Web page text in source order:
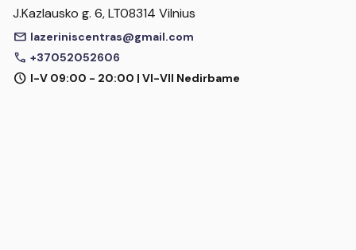
J.Kazlausko g. 6, LT08314 Vilnius
mail lazeriniscentras@gmail.com
call +37052052606
schedule I-V 09:00 - 20:00 | VI-VII Nedirbame